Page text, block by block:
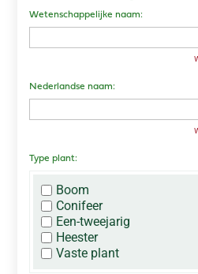
Wetenschappelijke naam:
Nederlandse naam:
Type plant:
Boom
Conifeer
Een-tweejarig
Heester
Vaste plant